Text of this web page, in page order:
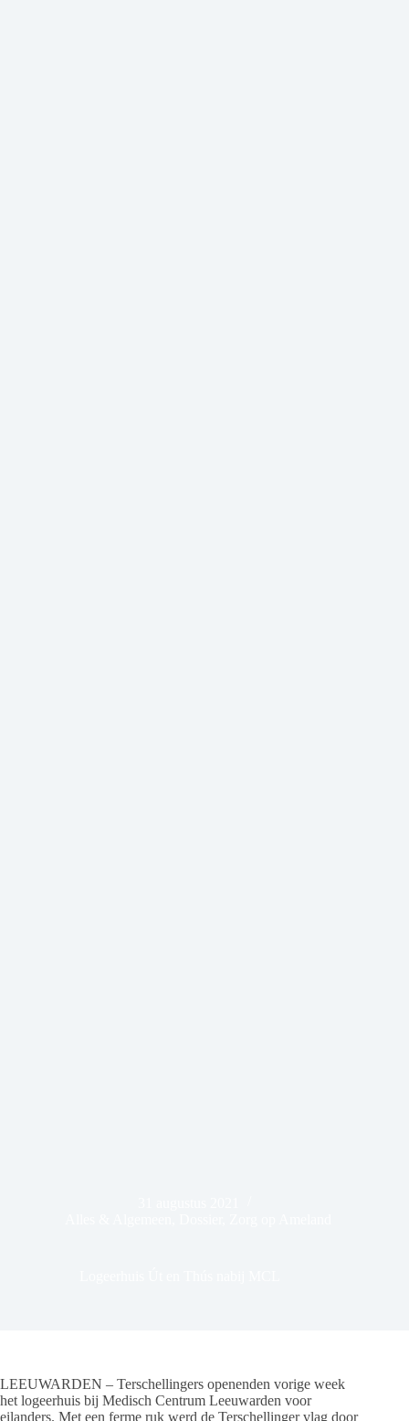
LEEUWARDEN – Terschellingers openenden vorige week
het logeerhuis bij Medisch Centrum Leeuwarden voor
eilanders. Met een ferme ruk werd de Terschellinger vlag door